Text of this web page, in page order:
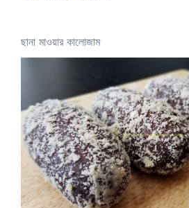
ছানা মাওয়ার কালোজাম